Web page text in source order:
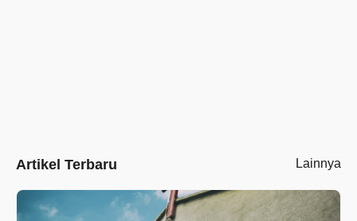
Artikel Terbaru Lainnya